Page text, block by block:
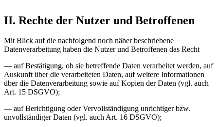
II. Rechte der Nutzer und Betroffenen
Mit Blick auf die nachfolgend noch näher beschriebene
Datenverarbeitung haben die Nutzer und Betroffenen das Recht
— auf Bestätigung, ob sie betreffende Daten verarbeitet werden, auf
Auskunft über die verarbeiteten Daten, auf weitere Informationen
über die Datenverarbeitung sowie auf Kopien der Daten (vgl. auch
Art. 15 DSGVO);
— auf Berichtigung oder Vervollständigung unrichtiger bzw.
unvollständiger Daten (vgl. auch Art. 16 DSGVO);